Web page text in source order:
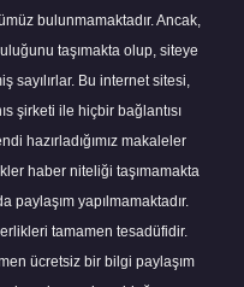
bulunmamaktadır. Ancak,
taşımakta olup, siteye
sayılırlar. Bu internet sitesi,
şirketi ile hiçbir bağlantısı
hazırladığımız makaleler
haber niteliği taşımamakta
paylaşım yapılmamaktadır.
tamamen tesadüfidir.
ücretsiz bir bilgi paylaşım